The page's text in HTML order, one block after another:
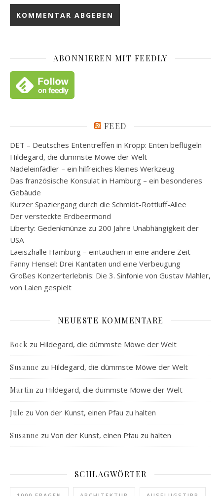
ABONNIEREN MIT FEEDLY
FEED
DET – Deutsches Ententreffen in Kropp: Enten beflügeln
Hildegard, die dümmste Möwe der Welt
Nadeleinfädler – ein hilfreiches kleines Werkzeug
Das französische Konsulat in Hamburg – ein besonderes
Gebäude
Kurzer Spaziergang durch die Schmidt-Rottluff-Allee
Der versteckte Erdbeermond
Liberty: Gedenkmünze zu 200 Jahre Unabhängigkeit der
USA
Laeiszhalle Hamburg – eintauchen in eine andere Zeit
Fanny Hensel: Drei Kantaten und eine Verbeugung
Großes Konzerterlebnis: Die 3. Sinfonie von Gustav Mahler,
von Laien gespielt
NEUESTE KOMMENTARE
Bock zu Hildegard, die dümmste Möwe der Welt
Susanne zu Hildegard, die dümmste Möwe der Welt
Martin zu Hildegard, die dümmste Möwe der Welt
Jule zu Von der Kunst, einen Pfau zu halten
Susanne zu Von der Kunst, einen Pfau zu halten
SCHLAGWÖRTER